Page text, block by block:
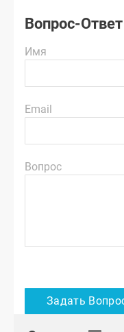
Вопрос-Ответ
Имя
Email
Вопрос